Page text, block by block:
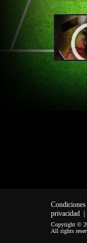
Condiciones
privacidad|
Copyright ©
All rights